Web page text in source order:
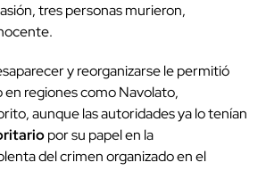
tres personas murieron,
y reorganizarse le permitió
regiones como Navolato,
aunque las autoridades ya lo tenían
por su papel en la
del crimen organizado en el